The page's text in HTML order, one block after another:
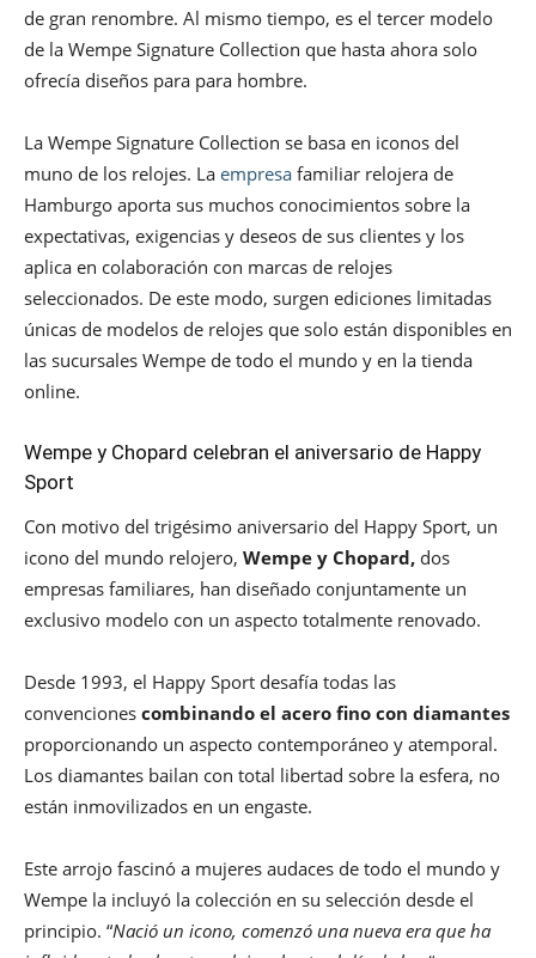
de gran renombre. Al mismo tiempo, es el tercer modelo
de la Wempe Signature Collection que hasta ahora solo
ofrecía diseños para para hombre.
La Wempe Signature Collection se basa en iconos del
muno de los relojes. La empresa familiar relojera de
Hamburgo aporta sus muchos conocimientos sobre la
expectativas, exigencias y deseos de sus clientes y los
aplica en colaboración con marcas de relojes
seleccionados. De este modo, surgen ediciones limitadas
únicas de modelos de relojes que solo están disponibles en
las sucursales Wempe de todo el mundo y en la tienda
online.
Wempe y Chopard celebran el aniversario de Happy
Sport
Con motivo del trigésimo aniversario del Happy Sport, un
icono del mundo relojero, Wempe y Chopard, dos
empresas familiares, han diseñado conjuntamente un
exclusivo modelo con un aspecto totalmente renovado.
Desde 1993, el Happy Sport desafía todas las
convenciones combinando el acero fino con diamantes
proporcionando un aspecto contemporáneo y atemporal.
Los diamantes bailan con total libertad sobre la esfera, no
están inmovilizados en un engaste.
Este arrojo fascinó a mujeres audaces de todo el mundo y
Wempe la incluyó la colección en su selección desde el
principio. “Nació un icono, comenzó una nueva era que ha